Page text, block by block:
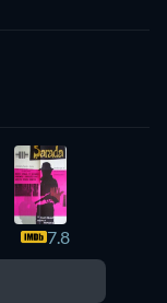
7.8